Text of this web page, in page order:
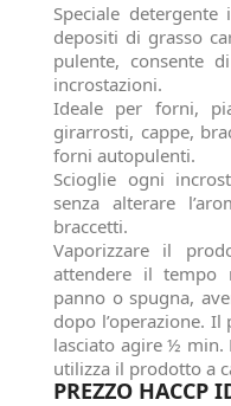
Speciale
depositi di grasso
pulente, consente
incrostazioni.
Ideale per forni,
girarrosti, cappe,
forni autopulenti.
Scioglie ogni
senza alterare
braccetti.
Vaporizzare il
attendere il tempo
panno o spugna,
dopo l’operazione.
lasciato agire ½ min.
utilizza il prodotto a
PREZZO HACCP